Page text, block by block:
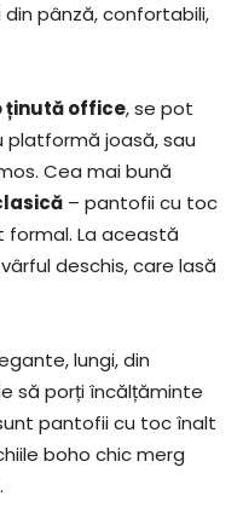
pânză, confortabili,
ținută office, se pot
joasă, sau
Cea mai bună
– pantofii cu toc
La această
deschis, care lasă
lungi, din
să porți încălțăminte
pantofii cu toc înalt
boho chic merg